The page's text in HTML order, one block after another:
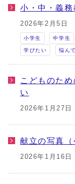
小・中・義
2026年2月5日
小学生 中学生
学びたい 悩ん
こどものた
い
2026年1月27日
献立の写真（
2026年1月16日